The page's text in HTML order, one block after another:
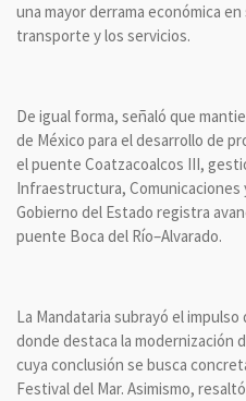
una mayor derrama económica
transporte y los servicios.
De igual forma, señaló que
de México para el desarrollo de
el puente Coatzacoalcos III,
Infraestructura, Comunicaciones
Gobierno del Estado registra
puente Boca del Río–Alvarado.
La Mandataria subrayó el
donde destaca la modernización
cuya conclusión se busca
Festival del Mar. Asimismo,